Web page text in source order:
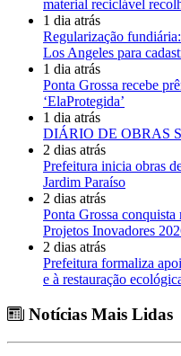
material reciclável
1 dia atrás
Regularização
Los Angeles para
1 dia atrás
Ponta Grossa recebe
‘ElaProtegida’
1 dia atrás
DIÁRIO DE OBRAS
2 dias atrás
Prefeitura inicia obras
Jardim Paraíso
2 dias atrás
Ponta Grossa
Projetos Inovadores
2 dias atrás
Prefeitura formaliza
e à restauração
Notícias Mais Lidas